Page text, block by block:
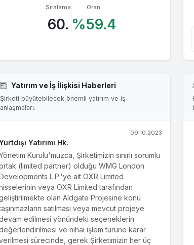
Sıralama
60.
Oran
%59.4
Yatırım ve İş İlişkisi Haberleri
Şirketi büyütebilecek önemli yatırım ve iş
anlaşmaları.
09.10.2023
Yatırımı Hk.
Kurulu'muzca, Şirketimizin sınırlı sorumlu
(limited partner) olduğu WMG London
L.P.'ye ait OXR Limited
veya OXR Limited tarafından
olan Aldgate Projesine konu
satılması veya mevcut projeye
edilmesi yönündeki seçeneklerin
ve nihai işlem türüne karar
sürecinde, gerek Şirketimizin her üç